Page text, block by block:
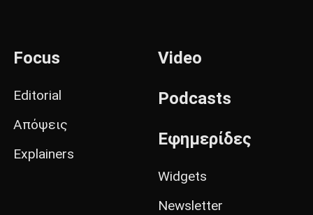
Focus
Editorial
Απόψεις
Explainers
Video
Podcasts
Εφημερίδες
Widgets
Newsletter